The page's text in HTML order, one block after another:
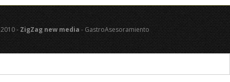
2010 -ZigZag new media - GastroAsesoramiento